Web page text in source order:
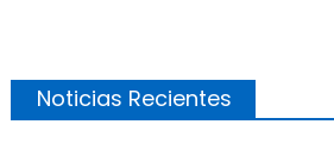
Noticias Recientes